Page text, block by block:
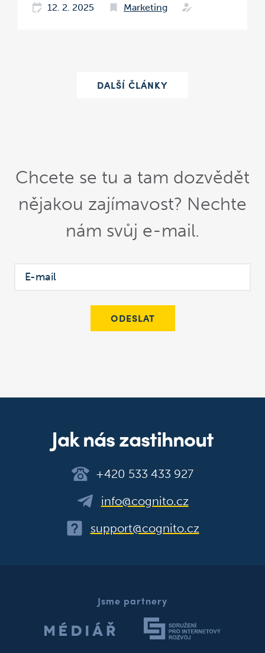
12. 2. 2025 Marketing
DALŠÍ ČLÁNKY
Chcete se tu a tam dozvědět
nějakou zajímavost? Nechte
nám svůj e-mail.
ODESLAT
Jak nás zastihnout
+420 533 433 927
info@cognito.cz
support@cognito.cz
Jsme partnery